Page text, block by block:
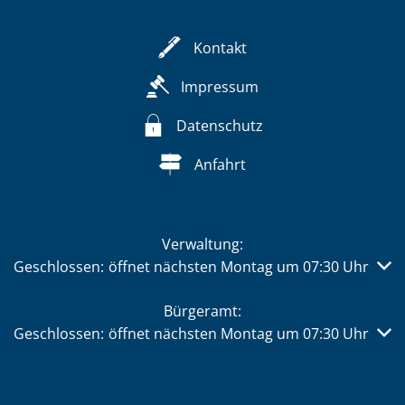
Kontakt
Impressum
Datenschutz
Anfahrt
Verwaltung:
Klicken, um weitere Öffnungs- oder Schließzeiten
Geschlossen: öffnet nächsten Montag um 07:30 Uhr
Bürgeramt:
Klicken, um weitere Öffnungs- oder Schließzeiten
Geschlossen: öffnet nächsten Montag um 07:30 Uhr